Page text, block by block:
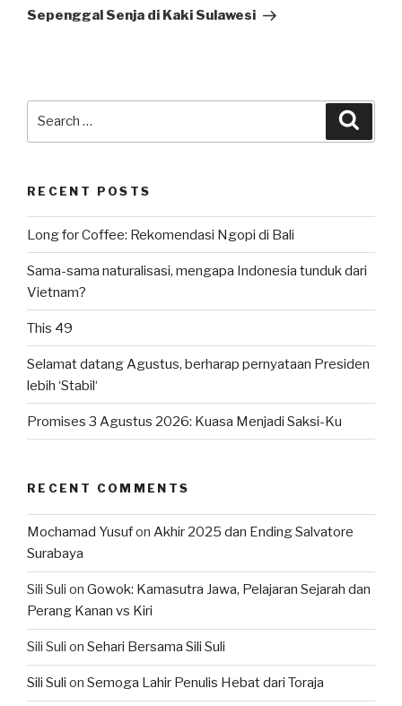
Post
Sepenggal Senja di Kaki Sulawesi
RECENT POSTS
Long for Coffee: Rekomendasi Ngopi di Bali
Sama-sama naturalisasi, mengapa Indonesia tunduk dari
Vietnam?
This 49
Selamat datang Agustus, berharap pernyataan Presiden
lebih ‘Stabil‘
Promises 3 Agustus 2026: Kuasa Menjadi Saksi-Ku
RECENT COMMENTS
Mochamad Yusufon Akhir 2025 dan Ending Salvatore
Surabaya
Sili Suli on Gowok: Kamasutra Jawa, Pelajaran Sejarah dan
Perang Kanan vs Kiri
Sili Suli on Sehari Bersama Sili Suli
Sili Suli on Semoga Lahir Penulis Hebat dari Toraja